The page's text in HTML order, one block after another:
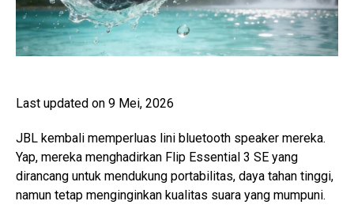
Last updated on 9 Mei, 2026
JBL kembali memperluas lini bluetooth speaker mereka.
Yap, mereka menghadirkan Flip Essential 3 SE yang
dirancang untuk mendukung portabilitas, daya tahan tinggi,
namun tetap menginginkan kualitas suara yang mumpuni.